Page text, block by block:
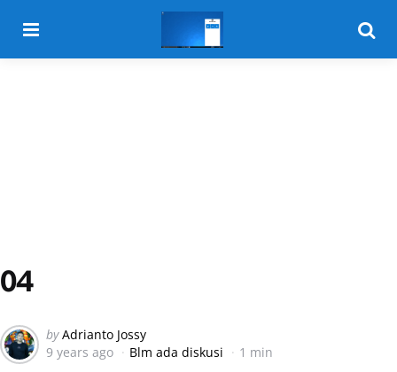
04
Posted
by
by Adrianto Jossy
9 years ago
Blm ada diskusi 1 min